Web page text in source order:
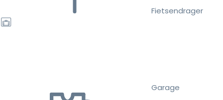
Fietsendrager
Garage